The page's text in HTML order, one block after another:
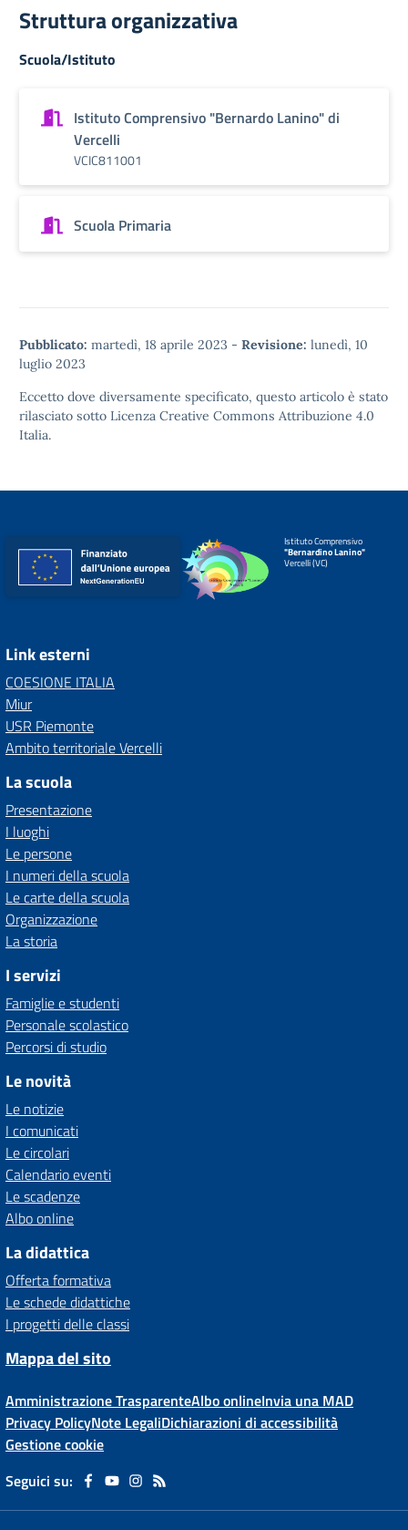
Struttura organizzativa
Scuola/Istituto
Istituto Comprensivo "Bernardo Lanino" di
Vercelli
VCIC811001
Scuola Primaria
Pubblicato: martedì, 18 aprile 2023 - Revisione: lunedì, 10
luglio 2023
Eccetto dove diversamente specificato, questo articolo è stato
rilasciato sotto Licenza Creative Commons Attribuzione 4.0
Italia.
Istituto Comprensivo
"Bernardino Lanino"
Vercelli (VC)
Link esterni
COESIONE ITALIA
Miur
USR Piemonte
Ambito territoriale Vercelli
La scuola
Presentazione
I luoghi
Le persone
I numeri della scuola
Le carte della scuola
Organizzazione
La storia
I servizi
Famiglie e studenti
Personale scolastico
Percorsi di studio
Le novità
Le notizie
I comunicati
Le circolari
Calendario eventi
Le scadenze
Albo online
La didattica
Offerta formativa
Le schede didattiche
I progetti delle classi
Mappa del sito
Amministrazione TrasparenteAlbo onlineInvia una MAD
Privacy PolicyNote LegaliDichiarazioni di accessibilità
Gestione cookie
Seguici su: